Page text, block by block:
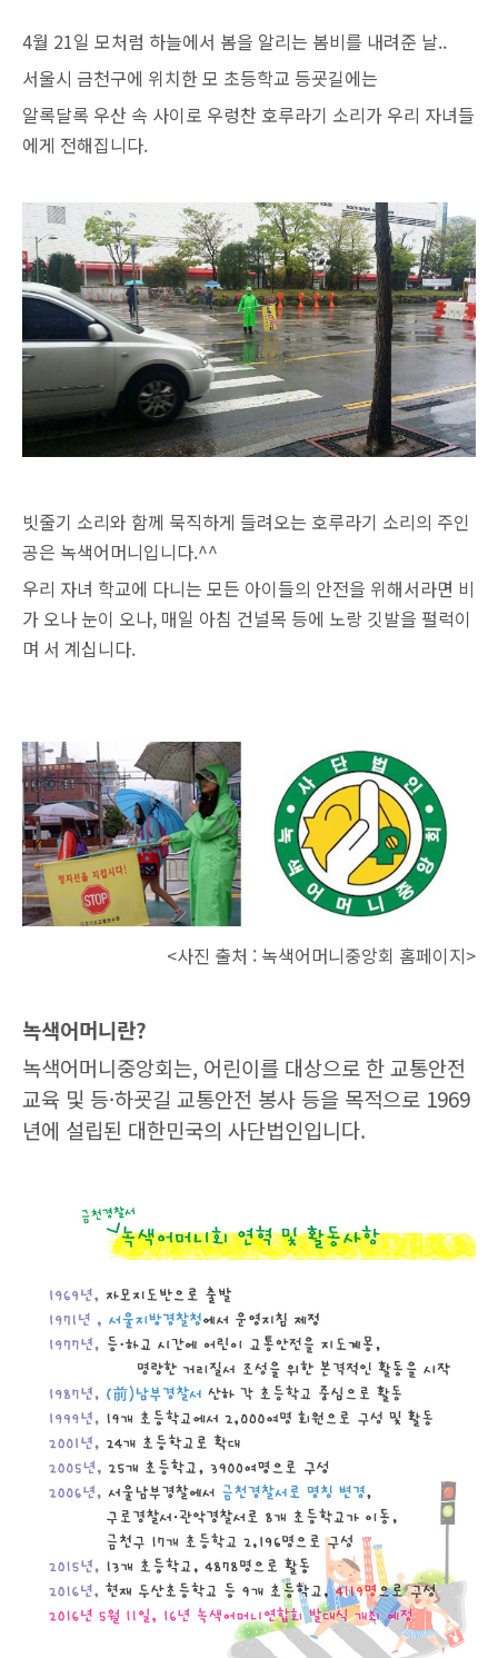
4월 21일 모처럼 하늘에서 봄을 알리는 봄비를 내려준 날..
서울시 금천구에 위치한 모 초등학교 등굣길에는
알록달록 우산 속 사이로 우렁찬 호루라기 소리가 우리 자녀들
에게 전해집니다.
빗줄기 소리와 함께 묵직하게 들려오는 호루라기 소리의 주인
공은 녹색어머니입니다.^^
우리 자녀 학교에 다니는 모든 아이들의 안전을 위해서라면 비
가 오나 눈이 오나, 매일 아침 건널목 등에 노랑 깃발을 펄럭이
며 서 계십니다.
<사진 출처 : 녹색어머니중앙회 홈페이지>
녹색어머니란?
녹색어머니중앙회는, 어린이를 대상으로 한 교통안전
교육 및 등·하굣길 교통안전 봉사 등을 목적으로 1969
년에 설립된 대한민국의 사단법인입니다.